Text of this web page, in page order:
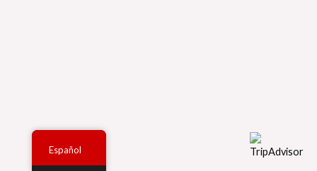
Español